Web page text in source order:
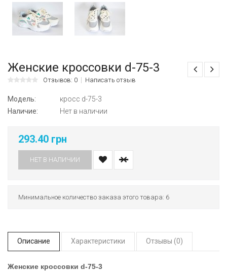
Женские кроссовки d-75-3
Отзывов: 0 Написать отзыв
Модель:
кросс d-75-3
Наличие:
Нет в наличии
293.40 грн
НЕТ В НАЛИЧИИ
Минимальное количество заказа этого товара: 6
Описание Характеристики Отзывы (0)
Женские кроссовки d-75-3